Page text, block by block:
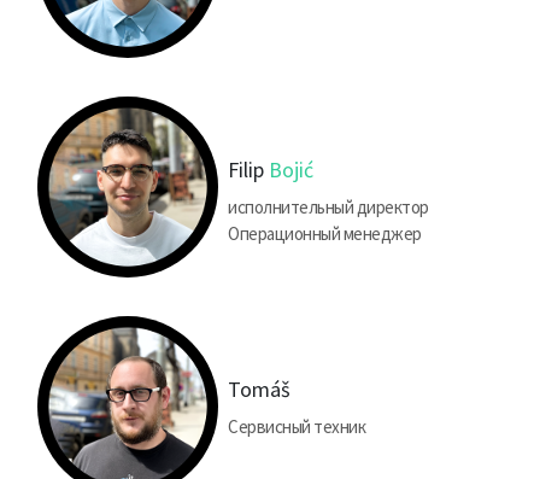
Filip Bojić
исполнительный директор
Операционный менеджер
Tomáš
Сервисный техник